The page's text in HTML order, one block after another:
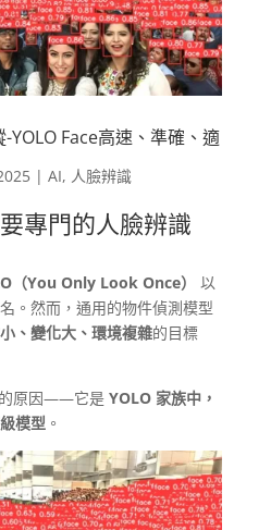
YOLO Face高速、準確、適
| AI, 人臉辨識
專門的人臉辨識
（You Only Look Once）
以
。然而，通用的物件偵測模型
、變化大、環境複雜的目標
原因——它是 YOLO 家族中，
模型 。